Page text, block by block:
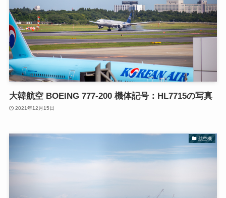
大韓航空 BOEING 777-200 機体記号：HL7715の写真
2021年12月15日
航空機